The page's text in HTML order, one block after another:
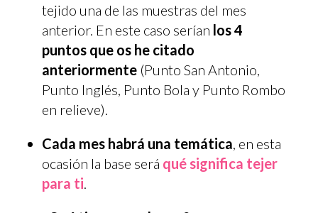
tejido una de las muestras del mes
anterior. En este caso serían los 4
puntos que os he citado
anteriormente(Punto San Antonio,
Punto Inglés, Punto Bola y Punto Rombo
en relieve).
Cada mes habrá una temática, en esta
ocasión la base será qué significa tejer
para ti.